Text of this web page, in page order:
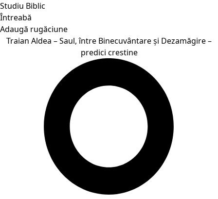
Studiu Biblic
Întreabă
Adaugă rugăciune
Traian Aldea – Saul, între Binecuvântare și Dezamăgire –
predici crestine